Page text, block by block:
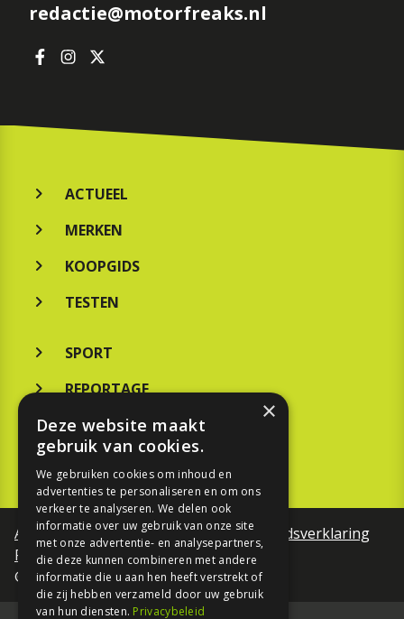
redactie@motorfreaks.nl
ACTUEEL
MERKEN
KOOPGIDS
TESTEN
SPORT
REPORTAGE
TOUREN
Algemene voorwaardenToegankelijkheidsverklaring
Privacy Policy
©Motorfreaks 2026
×
Deze website maakt
gebruik van cookies.
We gebruiken cookies om inhoud en
advertenties te personaliseren en om ons
verkeer te analyseren. We delen ook
informatie over uw gebruik van onze site
met onze advertentie- en analysepartners,
die deze kunnen combineren met andere
informatie die u aan hen heeft verstrekt of
die zij hebben verzameld door uw gebruik
van hun diensten. Privacybeleid